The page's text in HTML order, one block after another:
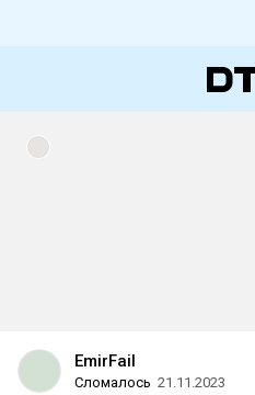
EmirFail
Сломалось 21.11.2023